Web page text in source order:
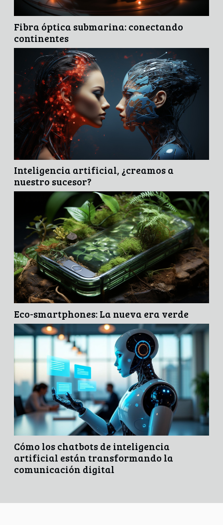
Fibra óptica submarina: conectando
continentes
Inteligencia artificial, ¿creamos a
nuestro sucesor?
Eco-smartphones: La nueva era verde
Cómo los chatbots de inteligencia
artificial están transformando la
comunicación digital